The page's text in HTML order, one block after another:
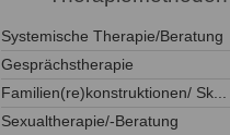
Systemische Therapie/Beratung
Gesprächstherapie
Familien(re)konstruktionen/ Sk...
Sexualtherapie/-Beratung